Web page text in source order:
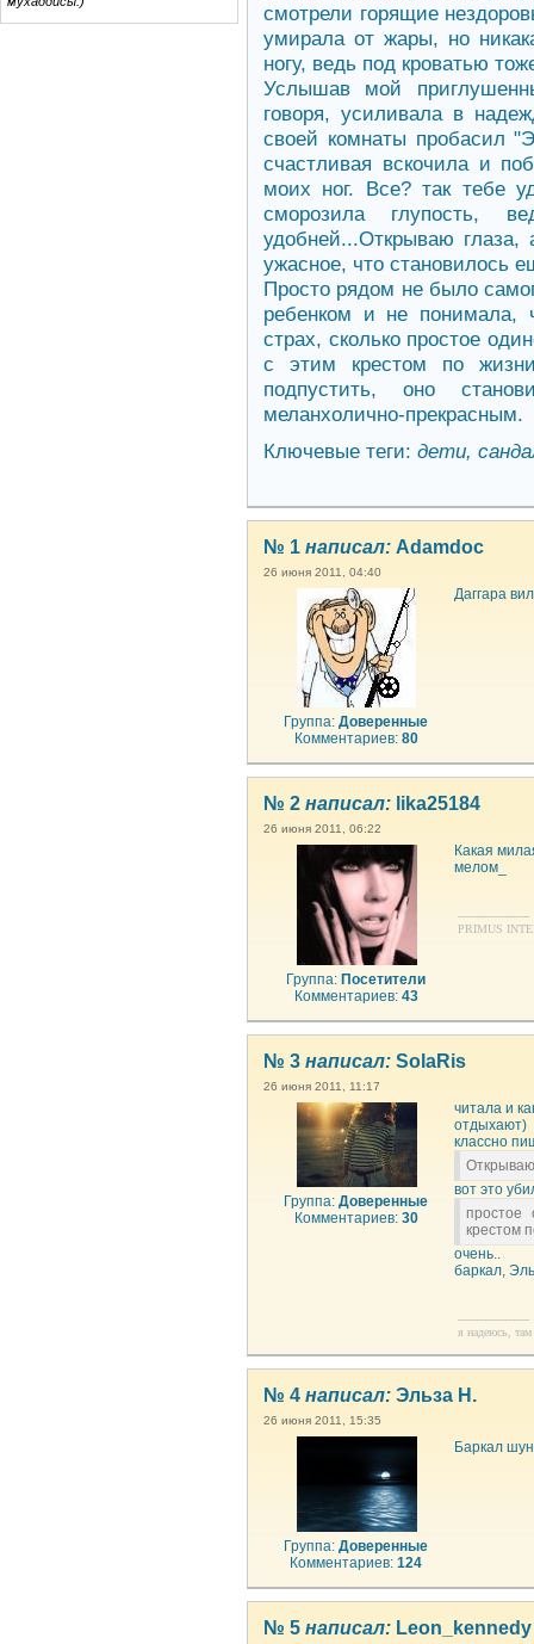
смотрели горящие
умирала от жары, но
ногу, ведь под кроватью
Услышав мой
говоря, усиливала в
своей комнаты пробасил
счастливая вскочила и
моих ног. Все? так тебе
сморозила глупость,
удобней...Открываю
ужасное, что становилось
Просто рядом не было
ребенком и не понимала,
страх, сколько простое
с этим крестом по
подпустить, оно
меланхолично-прекрасным.
Ключевые теги: дети,
№ 1 написал: Adamdoc
26 июня 2011, 04:40
Группа:Доверенные
Комментариев: 80
Даггара
№ 2 написал: lika25184
26 июня 2011, 06:22
Группа: Посетители
Комментариев: 43
Какая
мелом_
--------------------
PRIMUS
№ 3 написал: SolaRis
26 июня 2011, 11:17
Группа:Доверенные
Комментариев: 30
читала и
отдыхают)
классно
вот это
простое
крестом
очень..
баркал,
--------------------
я надеюсь,
№ 4 написал: Эльза Н.
26 июня 2011, 15:35
Группа:Доверенные
Комментариев:124
Баркал
№ 5 написал: Leon_kennedy